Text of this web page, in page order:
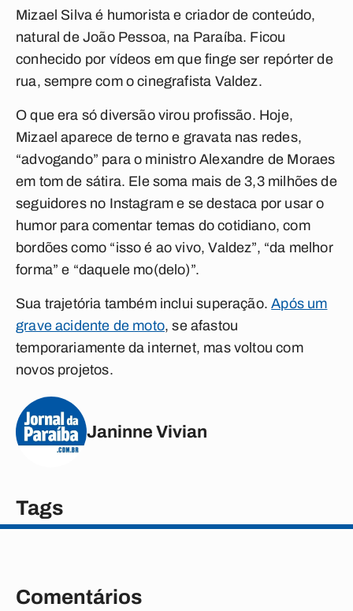
Mizael Silva é humorista e criador de conteúdo,
natural de João Pessoa, na Paraíba. Ficou
conhecido por vídeos em que finge ser repórter de
rua, sempre com o cinegrafista Valdez.
O que era só diversão virou profissão. Hoje,
Mizael aparece de terno e gravata nas redes,
“advogando” para o ministro Alexandre de Moraes
em tom de sátira. Ele soma mais de 3,3 milhões de
seguidores no Instagram e se destaca por usar o
humor para comentar temas do cotidiano, com
bordões como “isso é ao vivo, Valdez”, “da melhor
forma” e “daquele mo(delo)”.
Sua trajetória também inclui superação.Após um
grave acidente de moto, se afastou
temporariamente da internet, mas voltou com
novos projetos.
Janinne Vivian
Tags
Comentários